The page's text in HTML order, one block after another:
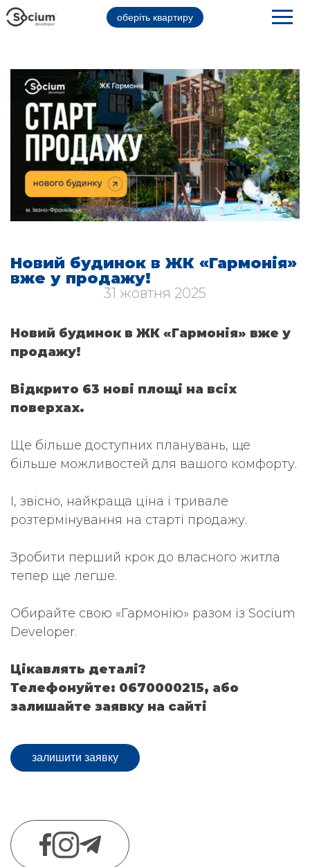
оберіть квартиру
Новий будинок в ЖК «Гармонія»
вже у продажу!
31 жовтня 2025
Новий будинок в ЖК «Гармонія» вже у
продажу!
Відкрито 63 нові площі на всіх
поверхах.
Ще більше доступних планувань, ще
більше можливостей для вашого комфорту.
І, звісно, найкраща ціна і тривале
розтермінування на старті продажу.
Зробити перший крок до власного житла
тепер ще легше.
Обирайте свою «Гармонію» разом із Socium
Developer.
Цікавлять деталі?
Телефонуйте: 0670000215, або
залишайте заявку на сайті
залишити заявку